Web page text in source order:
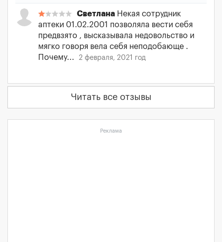
Светлана Некая сотрудник
аптеки 01.02.2001 позволяла вести себя
предвзято , высказывала недовольство и
мягко говоря вела себя неподобающе .
Почему...
2 февраля, 2021 год
Читать все отзывы
Реклама